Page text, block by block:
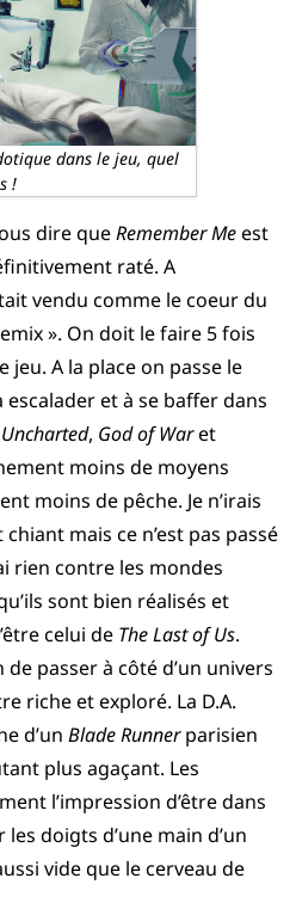
dans le jeu, quel
!
dire queRemember Meest
raté. A
vendu comme le coeur du
». On doit le faire 5 fois
A la place on passe le
et à se baffer dans
Uncharted, God of Waret
moins de moyens
moins de pêche. Je n’irais
chiant mais ce n’est pas passé
rien contre les mondes
sont bien réalisés et
celui de The Last of Us.
de passer à côté d’un univers
riche et exploré. La D.A.
d’un Blade Runnerparisien
plus agaçant. Les
l’impression d’être dans
doigts d’une main d’un
vide que le cerveau de